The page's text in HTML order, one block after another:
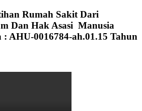
Rumah Sakit Dari
Dan Hak Asasi Manusia
AHU-0016784-ah.01.15 Tahun